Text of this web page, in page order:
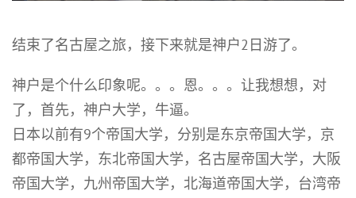
结束了名古屋之旅，接下来就是神户2日游了。
神户是个什么印象呢。。。恩。。。让我想想，对
了，首先，神户大学，牛逼。
日本以前有9个帝国大学，分别是东京帝国大学，京
都帝国大学，东北帝国大学，名古屋帝国大学，大阪
帝国大学，九州帝国大学，北海道帝国大学，台湾帝